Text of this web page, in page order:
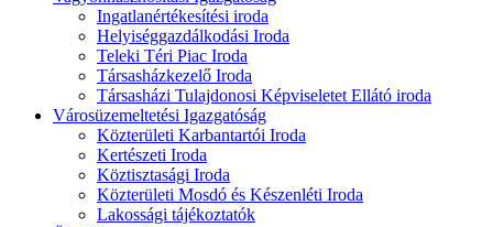
Ingatlanértékesítési iroda
Helyiséggazdálkodási Iroda
Teleki Téri Piac Iroda
Társasházkezelő Iroda
Társasházi Tulajdonosi Képviseletet Ellátó iroda
Városüzemeltetési Igazgatóság
Közterületi Karbantartói Iroda
Kertészeti Iroda
Köztisztasági Iroda
Közterületi Mosdó és Készenléti Iroda
Lakossági tájékoztatók